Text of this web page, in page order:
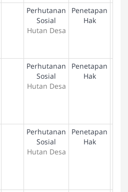
Perhutanan
Sosial
Hutan Desa
Penetapan
Hak
Perhutanan
Sosial
Hutan Desa
Penetapan
Hak
Perhutanan
Sosial
Hutan Desa
Penetapan
Hak